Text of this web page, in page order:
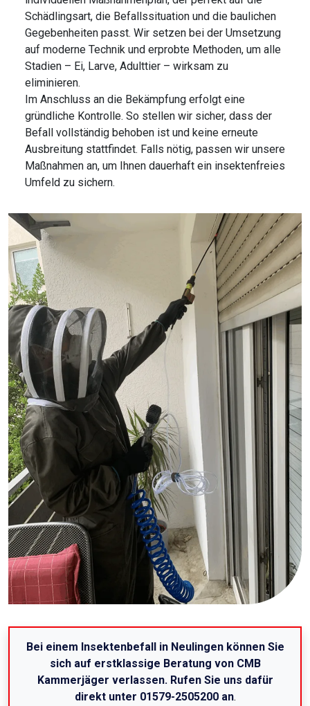
Schädlingsart, die Befallssituation und die baulichen
Gegebenheiten passt. Wir setzen bei der Umsetzung
auf moderne Technik und erprobte Methoden, um alle
Stadien – Ei, Larve, Adulttier – wirksam zu
eliminieren.
Im Anschluss an die Bekämpfung erfolgt eine
gründliche Kontrolle. So stellen wir sicher, dass der
Befall vollständig behoben ist und keine erneute
Ausbreitung stattfindet. Falls nötig, passen wir unsere
Maßnahmen an, um Ihnen dauerhaft ein insektenfreies
Umfeld zu sichern.
Bei einem Insektenbefall in Neulingen können Sie
sich auf erstklassige Beratung von CMB
Kammerjäger verlassen. Rufen Sie uns dafür
direkt unter 01579-2505200 an.